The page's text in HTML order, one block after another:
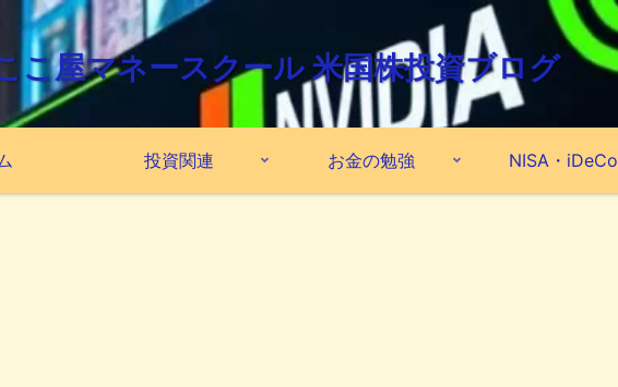
こ屋マネースクール 米国株投資ブログ
投資関連 お金の勉強 NISA・iDeCo